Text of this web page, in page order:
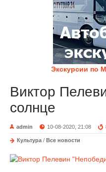
Экскурсии по
Виктор
солнце
admin 10-08-2020, 21:08
Культура / Все новости